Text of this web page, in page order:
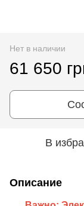
Нет в наличии
61 650
В
Описание